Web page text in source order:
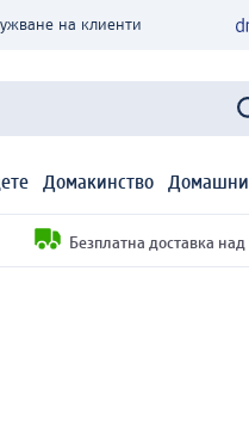
на клиенти
Домакинство
Безплатна доставка над